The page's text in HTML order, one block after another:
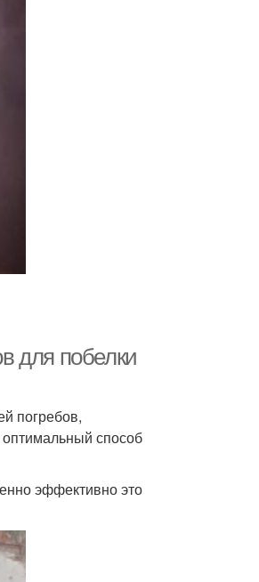
для побелки
погребов,
способ
эффективно это